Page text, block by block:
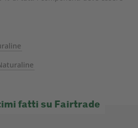
fatti su Fairtrade